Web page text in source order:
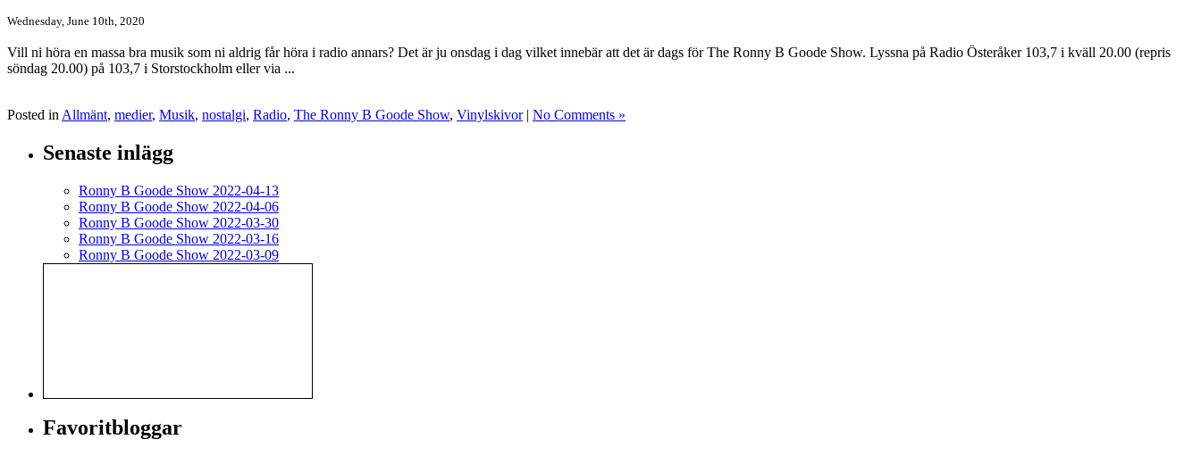
Wednesday, June 10th, 2020
Vill ni höra en massa bra musik som ni aldrig får höra i radio annars? Det är ju onsdag i dag vilket innebär att det är dags för The Ronny B Goode Show. Lyssna på Radio Österåker 103,7 i kväll 20.00 (repris
söndag 20.00) på 103,7 i Storstockholm eller via ...
Posted in Allmänt, medier, Musik, nostalgi, Radio, The Ronny B Goode Show, Vinylskivor| No Comments »
Senaste inlägg
Ronny B Goode Show 2022-04-13
Ronny B Goode Show 2022-04-06
Ronny B Goode Show 2022-03-30
Ronny B Goode Show 2022-03-16
Ronny B Goode Show 2022-03-09
Favoritbloggar